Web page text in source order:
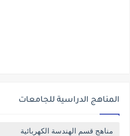
المناهج الدراسية للجامعات
مناهج قسم الهندسة الكهربائية